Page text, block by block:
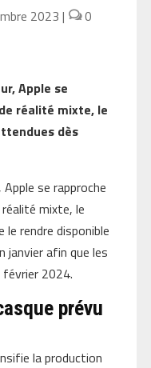
2023 |
0
Apple se
réalité mixte, le
dès
se rapproche
mixte, le
rendre disponible
janvier afin que les
2024.
prévu
la production